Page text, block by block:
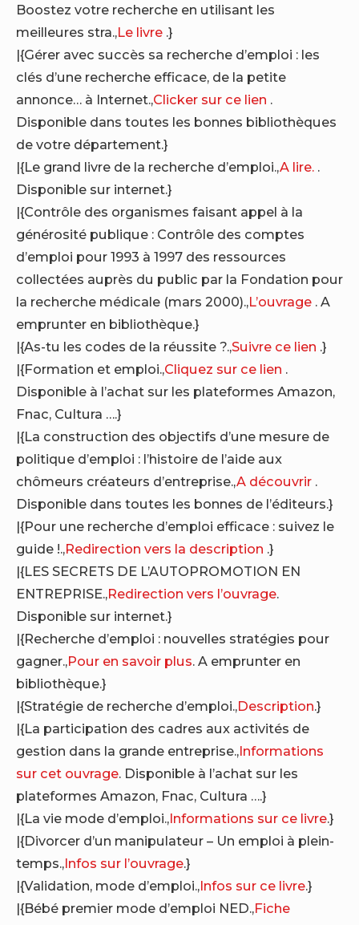
Boostez votre recherche en utilisant les
meilleures stra.,Le livre .}
|{Gérer avec succès sa recherche d’emploi : les
clés d’une recherche efficace, de la petite
annonce… à Internet.,Clicker sur ce lien .
Disponible dans toutes les bonnes bibliothèques
de votre département.}
|{Le grand livre de la recherche d’emploi.,A lire. .
Disponible sur internet.}
|{Contrôle des organismes faisant appel à la
générosité publique : Contrôle des comptes
d’emploi pour 1993 à 1997 des ressources
collectées auprès du public par la Fondation pour
la recherche médicale (mars 2000).,L’ouvrage . A
emprunter en bibliothèque.}
|{As-tu les codes de la réussite ?.,Suivre ce lien .}
|{Formation et emploi.,Cliquez sur ce lien .
Disponible à l’achat sur les plateformes Amazon,
Fnac, Cultura ….}
|{La construction des objectifs d’une mesure de
politique d’emploi : l’histoire de l’aide aux
chômeurs créateurs d’entreprise.,A découvrir .
Disponible dans toutes les bonnes de l’éditeurs.}
|{Pour une recherche d’emploi efficace : suivez le
guide !.,Redirection vers la description .}
|{LES SECRETS DE L’AUTOPROMOTION EN
ENTREPRISE.,Redirection vers l’ouvrage.
Disponible sur internet.}
|{Recherche d’emploi : nouvelles stratégies pour
gagner.,Pour en savoir plus. A emprunter en
bibliothèque.}
|{Stratégie de recherche d’emploi.,Description.}
|{La participation des cadres aux activités de
gestion dans la grande entreprise.,Informations
sur cet ouvrage. Disponible à l’achat sur les
plateformes Amazon, Fnac, Cultura ….}
|{La vie mode d’emploi.,Informations sur ce livre.}
|{Divorcer d’un manipulateur – Un emploi à plein-
temps.,Infos sur l’ouvrage.}
|{Validation, mode d’emploi.,Infos sur ce livre.}
|{Bébé premier mode d’emploi NED.,Fiche